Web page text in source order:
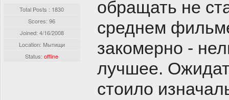
Total Posts : 1830
Scores: 96
Joined: 4/16/2008
Location: Мытищи
Status:offline
обращать не
среднем
закомерно -
лучшее.
стоило